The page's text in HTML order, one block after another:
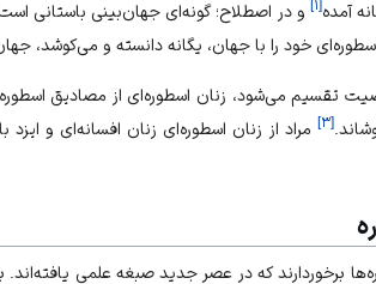
آمده[۱] و در اصطلاح؛ گونه‌ای جهان‌بینی باستانی
خود را با جهان، یگانه دانسته و می‌کوشد،
تقسیم می‌شود، زنان اسطوره‌ای از مصادیق
[۳] مراد از زنان اسطوره‌ای زنان افسانه‌ای و
برخوردارند که در عصر جدید صبغه علمی